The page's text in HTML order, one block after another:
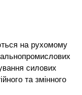
на рухомому
силових
та змінного